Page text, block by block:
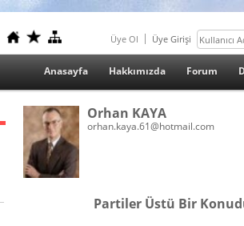
Üye Ol Üye Girişi
Anasayfa Hakkımızda Forum
Orhan KAYA
orhan.kaya.61@hotmail.com
Partiler Üstü Bir